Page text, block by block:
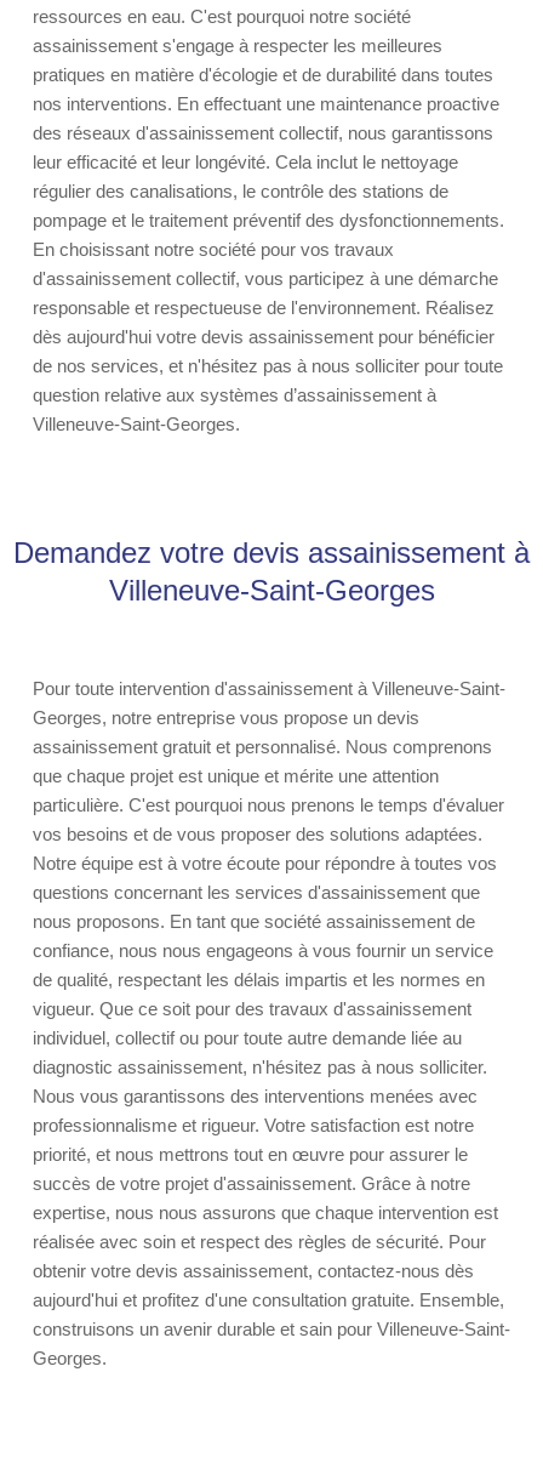
ressources en eau. C'est pourquoi notre société
assainissement s'engage à respecter les meilleures
pratiques en matière d'écologie et de durabilité dans toutes
nos interventions. En effectuant une maintenance proactive
des réseaux d'assainissement collectif, nous garantissons
leur efficacité et leur longévité. Cela inclut le nettoyage
régulier des canalisations, le contrôle des stations de
pompage et le traitement préventif des dysfonctionnements.
En choisissant notre société pour vos travaux
d'assainissement collectif, vous participez à une démarche
responsable et respectueuse de l'environnement. Réalisez
dès aujourd'hui votre devis assainissement pour bénéficier
de nos services, et n'hésitez pas à nous solliciter pour toute
question relative aux systèmes d’assainissement à
Villeneuve-Saint-Georges.
Demandez votre devis assainissement à
Villeneuve-Saint-Georges
Pour toute intervention d'assainissement à Villeneuve-Saint-
Georges, notre entreprise vous propose un devis
assainissement gratuit et personnalisé. Nous comprenons
que chaque projet est unique et mérite une attention
particulière. C'est pourquoi nous prenons le temps d'évaluer
vos besoins et de vous proposer des solutions adaptées.
Notre équipe est à votre écoute pour répondre à toutes vos
questions concernant les services d'assainissement que
nous proposons. En tant que société assainissement de
confiance, nous nous engageons à vous fournir un service
de qualité, respectant les délais impartis et les normes en
vigueur. Que ce soit pour des travaux d'assainissement
individuel, collectif ou pour toute autre demande liée au
diagnostic assainissement, n'hésitez pas à nous solliciter.
Nous vous garantissons des interventions menées avec
professionnalisme et rigueur. Votre satisfaction est notre
priorité, et nous mettrons tout en œuvre pour assurer le
succès de votre projet d'assainissement. Grâce à notre
expertise, nous nous assurons que chaque intervention est
réalisée avec soin et respect des règles de sécurité. Pour
obtenir votre devis assainissement, contactez-nous dès
aujourd'hui et profitez d'une consultation gratuite. Ensemble,
construisons un avenir durable et sain pour Villeneuve-Saint-
Georges.